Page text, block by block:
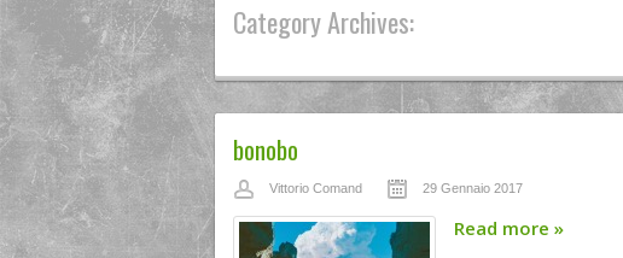
Category Archives:
bonobo
Vittorio Comand 29 Gennaio 2017
Read more »